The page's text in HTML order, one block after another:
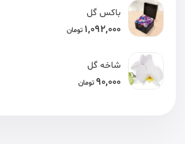
باکس گل
1,092,000 تومان
شاخه گل
90,000 تومان